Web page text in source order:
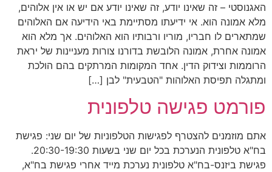
האגנוסטי – זה שאינו יודע, זה שאינו יודע אם יש או אין אלוהים,
מלא אמונה הוא. אי ידיעתו מסתיימת באי הידיעה אם האלוהים
שמתארים לו חבריו, מוריו ורבותיו הוא האלוהים. אך מלא הוא
אמונה אחרת, אמונה הלובשת בדורנו צורות מעניינות של יראת
הרוממות וצידוק הדין. אחד המקומות המרתקים בהם הולכת
ומתגלה תפיסת האלוהות "הטבעית" לבן […]
פורמט פגישה טלפונית
אתם מוזמנים להצטרף לפגישות הטלפוניות של יום שני: פגישת
בח"א טלפונית הנערכת בכל יום שני בשעות 20:30-19:30.
פגישת ביזנס-בח"א טלפונית נערכת מייד אחרי פגישת בח"א,